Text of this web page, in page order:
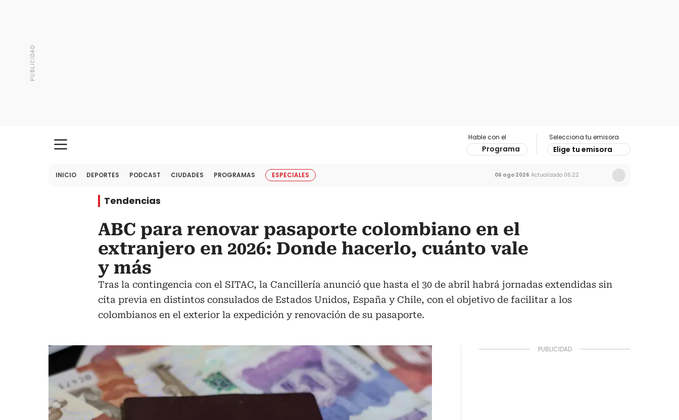
Hable con el
Programa
Selecciona tu emisora
Elige tu emisora
INICIO DEPORTES PODCAST CIUDADES PROGRAMAS ESPECIALES 06 ago 2026 Actualizado 06:22
Tendencias
ABC para renovar pasaporte colombiano en el
extranjero en 2026: Donde hacerlo, cuánto vale
y más
Tras la contingencia con el SITAC, la Cancillería anunció que hasta el 30 de abril habrá jornadas extendidas sin
cita previa en distintos consulados de Estados Unidos, España y Chile, con el objetivo de facilitar a los
colombianos en el exterior la expedición y renovación de su pasaporte.